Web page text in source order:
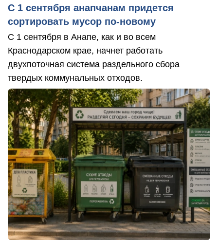
С 1 сентября анапчанам придется
сортировать мусор по-новому
С 1 сентября в Анапе, как и во всем
Краснодарском крае, начнет работать
двухпоточная система раздельного сбора
твердых коммунальных отходов.